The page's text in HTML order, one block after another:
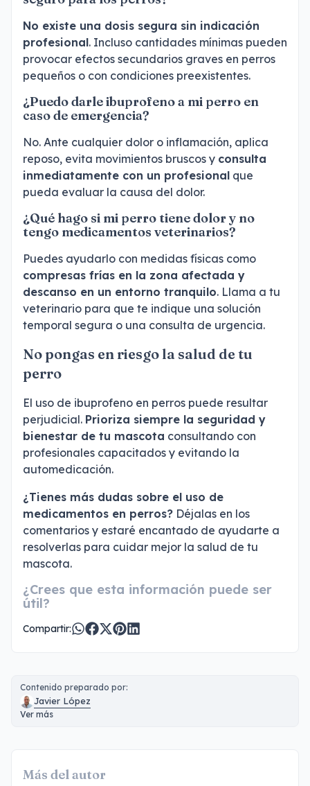
No existe una dosis segura sin indicación
profesional. Incluso cantidades mínimas pueden
provocar efectos secundarios graves en perros
pequeños o con condiciones preexistentes.
¿Puedo darle ibuprofeno a mi perro en
caso de emergencia?
No. Ante cualquier dolor o inflamación, aplica
reposo, evita movimientos bruscos y consulta
inmediatamente con un profesional que
pueda evaluar la causa del dolor.
¿Qué hago si mi perro tiene dolor y no
tengo medicamentos veterinarios?
Puedes ayudarlo con medidas físicas como
compresas frías en la zona afectada y
descanso en un entorno tranquilo. Llama a tu
veterinario para que te indique una solución
temporal segura o una consulta de urgencia.
No pongas en riesgo la salud de tu
perro
El uso de ibuprofeno en perros puede resultar
perjudicial. Prioriza siempre la seguridad y
bienestar de tu mascota consultando con
profesionales capacitados y evitando la
automedicación.
¿Tienes más dudas sobre el uso de
medicamentos en perros? Déjalas en los
comentarios y estaré encantado de ayudarte a
resolverlas para cuidar mejor la salud de tu
mascota.
¿Crees que esta información puede ser
útil?
Compartir:
Contenido preparado por:
Javier López
Ver más
Más del autor